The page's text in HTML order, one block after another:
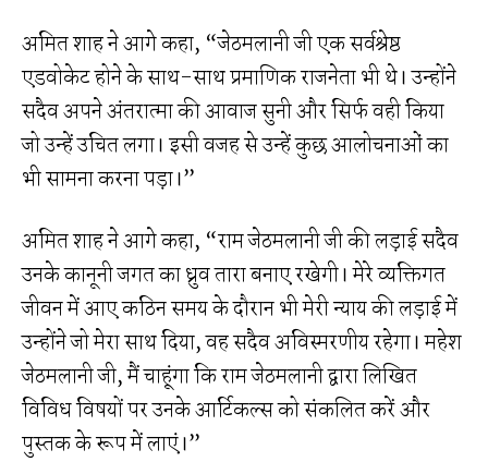
अमित शाह ने आगे कहा, “जेठमलानी जी एक सर्वश्रेष्ठ
एडवोकेट होने के साथ-साथ प्रमाणिक राजनेता भी थे। उन्होंने
सदैव अपने अंतरात्मा की आवाज सुनी और सिर्फ वही किया
जो उन्हें उचित लगा। इसी वजह से उन्हें कुछ आलोचनाओं का
भी सामना करना पड़ा।”
अमित शाह ने आगे कहा, “राम जेठमलानी जी की लड़ाई सदैव
उनके कानूनी जगत का ध्रुव तारा बनाए रखेगी। मेरे व्यक्तिगत
जीवन में आए कठिन समय के दौरान भी मेरी न्याय की लड़ाई में
उन्होंने जो मेरा साथ दिया, वह सदैव अविस्मरणीय रहेगा। महेश
जेठमलानी जी, मैं चाहूंगा कि राम जेठमलानी द्वारा लिखित
विविध विषयों पर उनके आर्टिकल्स को संकलित करें और
पुस्तक के रूप में लाएं।”